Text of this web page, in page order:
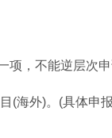
，不能逆层次申
(海外)。(具体申